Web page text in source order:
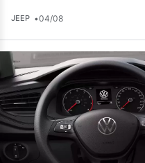
JEEP •04/08